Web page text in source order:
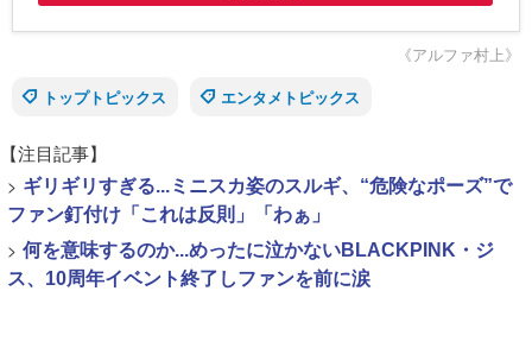
《アルファ村上》
トップトピックス
エンタメトピックス
【注目記事】
> ギリギリすぎる...ミニスカ姿のスルギ、“危険なポーズ”で
ファン釘付け「これは反則」「わぁ」
> 何を意味するのか...めったに泣かないBLACKPINK・ジ
ス、10周年イベント終了しファンを前に涙